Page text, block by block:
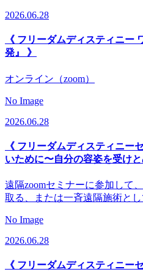
2026.06.28
《 フリーダムディスティニー
発』 》
オンライン（zoom）
No Image
2026.06.28
《 フリーダムディスティニ
いために〜自分の容姿を受け
遠隔zoomセミナーに参加して
取る、または一斉遠隔施術と
No Image
2026.06.28
《 フリーダムディスティニ